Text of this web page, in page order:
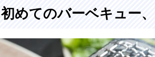
初めてのバーベキュー